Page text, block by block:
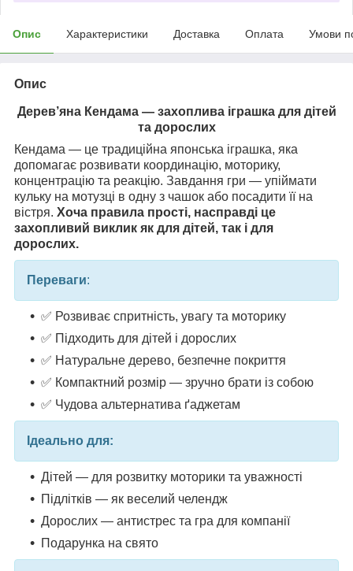
Опис Характеристики Доставка Оплата Умови
Опис
Дерев’яна Кендама — захоплива іграшка для дітей
та дорослих
Кендама — це традиційна японська іграшка, яка
допомагає розвивати координацію, моторику,
концентрацію та реакцію. Завдання гри — упіймати
кульку на мотузці в одну з чашок або посадити її на
вістря. Хоча правила прості, насправді це
захопливий виклик як для дітей, так і для
дорослих.
Переваги:
✅ Розвиває спритність, увагу та моторику
✅ Підходить для дітей і дорослих
✅ Натуральне дерево, безпечне покриття
✅ Компактний розмір — зручно брати із собою
✅ Чудова альтернатива ґаджетам
Ідеально для:
Дітей — для розвитку моторики та уважності
Підлітків — як веселий челендж
Дорослих — антистрес та гра для компанії
Подарунка на свято